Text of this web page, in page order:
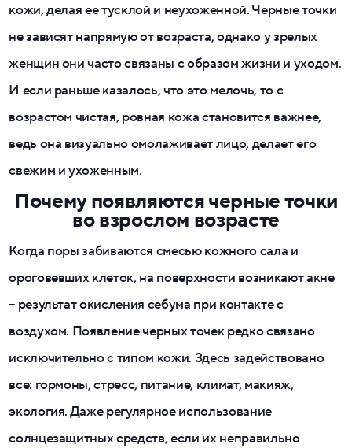
кожи, делая ее тусклой и неухоженной. Черные точки
не зависят напрямую от возраста, однако у зрелых
женщин они часто связаны с образом жизни и уходом.
И если раньше казалось, что это мелочь, то с
возрастом чистая, ровная кожа становится важнее,
ведь она визуально омолаживает лицо, делает его
свежим и ухоженным.
Почему появляются черные точки
во взрослом возрасте
Когда поры забиваются смесью кожного сала и
ороговевших клеток, на поверхности возникают акне
– результат окисления себума при контакте с
воздухом. Появление черных точек редко связано
исключительно с типом кожи. Здесь задействовано
все: гормоны, стресс, питание, климат, макияж,
экология. Даже регулярное использование
солнцезащитных средств, если их неправильно